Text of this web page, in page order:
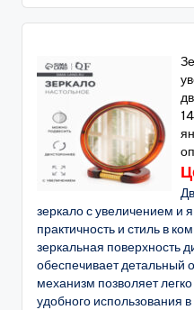
зеркало с увеличением и
практичность и стиль в
зеркальная поверхность
обеспечивает детальный
механизм позволяет
удобного использования в